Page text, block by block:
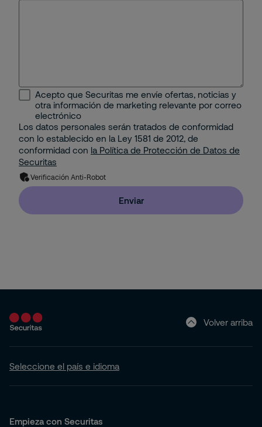
Minería e Hidrocarburos
Portuario
Property
Residencial
Seguridad Mobile
Seguridad Electrónica
Gestión Corporativa del Riesgo
Solución de Seguridad: Integración de 2 o más
Servicios con Tecnología
Acepto que Securitas me envíe ofertas, noticias y
otra información de marketing relevante por correo
electrónico
Los datos personales serán tratados de conformidad
con lo establecido en la Ley 1581 de 2012, de
conformidad con la Política de Protección de Datos de
Securitas
Verificación Anti-Robot
Enviar
Volver arriba
Seleccione el país e idioma
Empieza con Securitas